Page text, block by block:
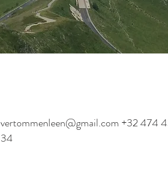
vertommenleen@gmail.com+32 474
34